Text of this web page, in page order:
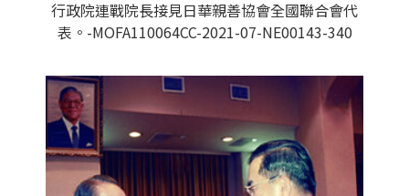
行政院連戰院長接見日華親善協會全國聯合會代
表。-MOFA110064CC-2021-07-NE00143-340